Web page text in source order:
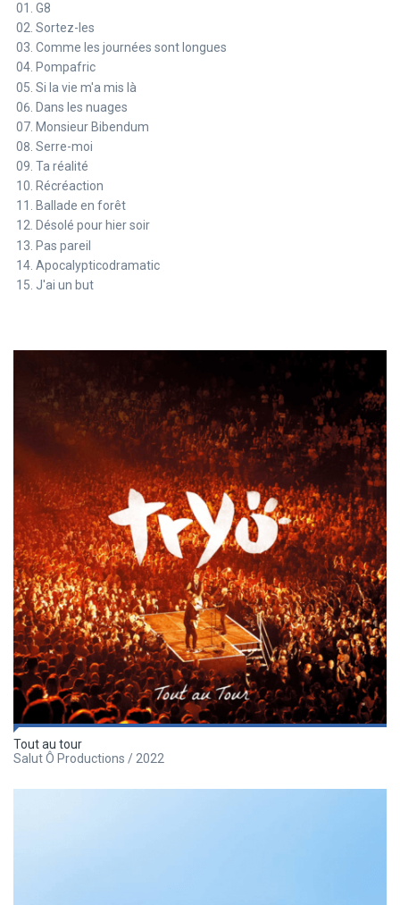
G8
Sortez-les
Comme les journées sont longues
Pompafric
Si la vie m'a mis là
Dans les nuages
Monsieur Bibendum
Serre-moi
Ta réalité
Récréaction
Ballade en forêt
Désolé pour hier soir
Pas pareil
Apocalypticodramatic
J'ai un but
Tout au tour
Salut Ô Productions / 2022